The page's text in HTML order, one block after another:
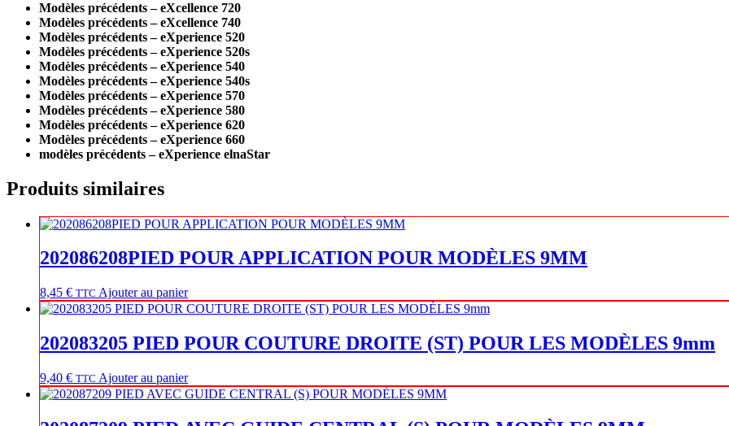
Modèles précédents – eXcellence 720
Modèles précédents – eXcellence 740
Modèles précédents – eXperience 520
Modèles précédents – eXperience 520s
Modèles précédents – eXperience 540
Modèles précédents – eXperience 540s
Modèles précédents – eXperience 570
Modèles précédents – eXperience 580
Modèles précédents – eXperience 620
Modèles précédents – eXperience 660
modèles précédents – eXperience elnaStar
Produits similaires
202086208PIED POUR APPLICATION POUR MODÈLES 9MM
8,45 € TTC Ajouter au panier
202083205 PIED POUR COUTURE DROITE (ST) POUR LES MODÈLES 9mm
9,40 € TTC Ajouter au panier